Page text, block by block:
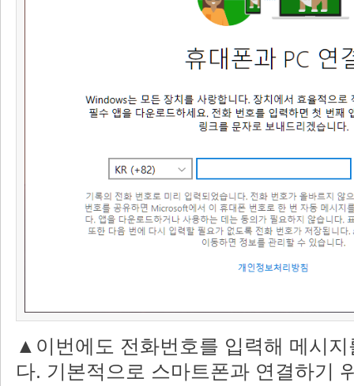
▲이번에도 전화번호를 입력해 메시
다. 기본적으로 스마트폰과 연결하기